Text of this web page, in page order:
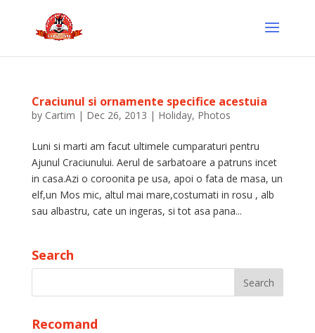
Craciunul si ornamente specifice acestuia
by Cartim | Dec 26, 2013 | Holiday, Photos
Luni si marti am facut ultimele cumparaturi pentru
Ajunul Craciunului. Aerul de sarbatoare a patruns incet
in casa.Azi o coroonita pe usa, apoi o fata de masa, un
elf,un Mos mic, altul mai mare,costumati in rosu , alb
sau albastru, cate un ingeras, si tot asa pana...
Search
Recomand